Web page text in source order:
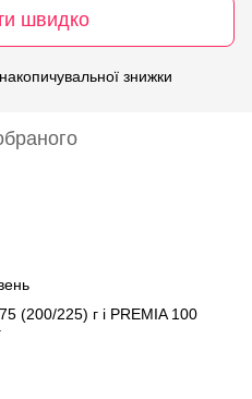
швидко
знижки
(200/225) г і PREMIA 100